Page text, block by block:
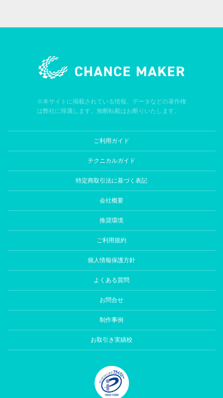
※本サイトに掲載されている情報、データなどの著作権
は弊社に帰属します。無断転載はお断りいたします。
ご利用ガイド
テクニカルガイド
特定商取引法に基づく表記
会社概要
推奨環境
ご利用規約
個人情報保護方針
よくある質問
お問合せ
制作事例
お取引き実績校